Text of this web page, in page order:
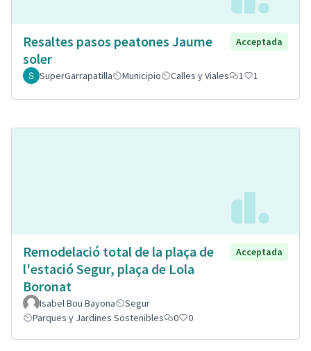
Resaltes pasos peatones Jaume
soler
Acceptada
SuperGarrapatilla Municipio Calles y Viales 1 1
Remodelació total de la plaça de
l'estació Segur, plaça de Lola
Boronat
Acceptada
Isabel Bou Bayona
Segur
Parques y Jardines Sostenibles
0 0